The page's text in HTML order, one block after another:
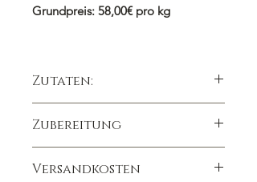
Grundpreis: 58,00€ pro kg
Zutaten:
Gunpowder, -Nebeltee, -Jasmin,
Aroma, weißer Tee China Pai Mu Tan,
Rosenknospen (1,5%),
Ringelblumenblüten,
Zubereitung
90 Grad
Versandkosten